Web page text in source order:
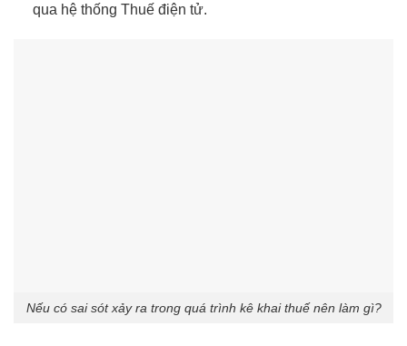
qua hệ thống Thuế điện tử.
Nếu có sai sót xảy ra trong quá trình kê khai thuế nên làm gì?